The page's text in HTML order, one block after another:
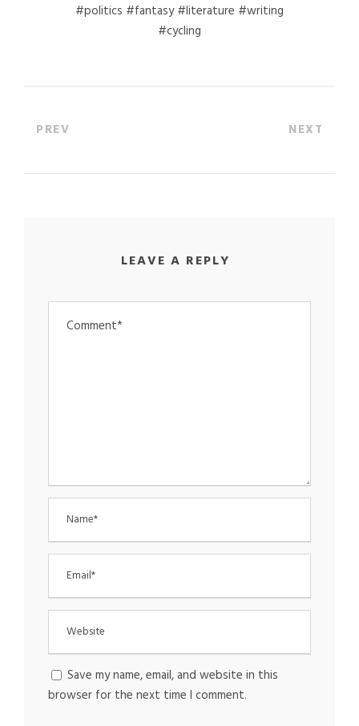
#politics #fantasy #literature #writing
#cycling
PREV NEXT
LEAVE A REPLY
Save my name, email, and website in this
browser for the next time I comment.